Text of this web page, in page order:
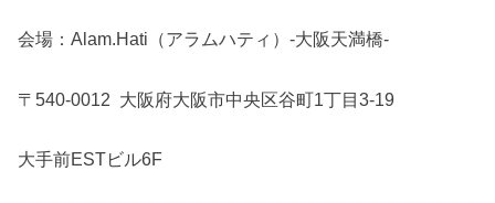
会場：Alam.Hati（アラムハティ）-大阪天満橋-
〒540-0012 大阪府大阪市中央区谷町1丁目3-19
大手前ESTビル6F